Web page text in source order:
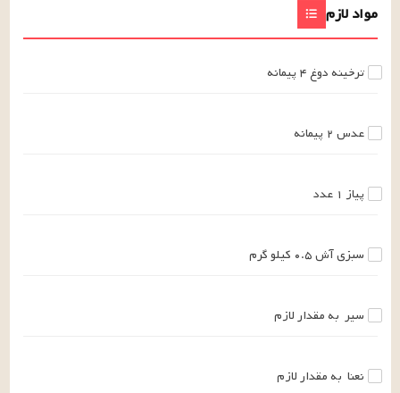
مواد لازم
ترخینه دوغ۴ پیمانه
عدس ۲ پیمانه
پیاز ۱ عدد
سبزی آش۰.۵ کیلو گرم
سیر به مقدار لازم
نعنا به مقدار لازم